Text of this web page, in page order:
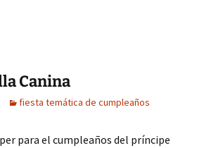
Canina
fiesta temática de cumpleaños
para el cumpleaños del príncipe